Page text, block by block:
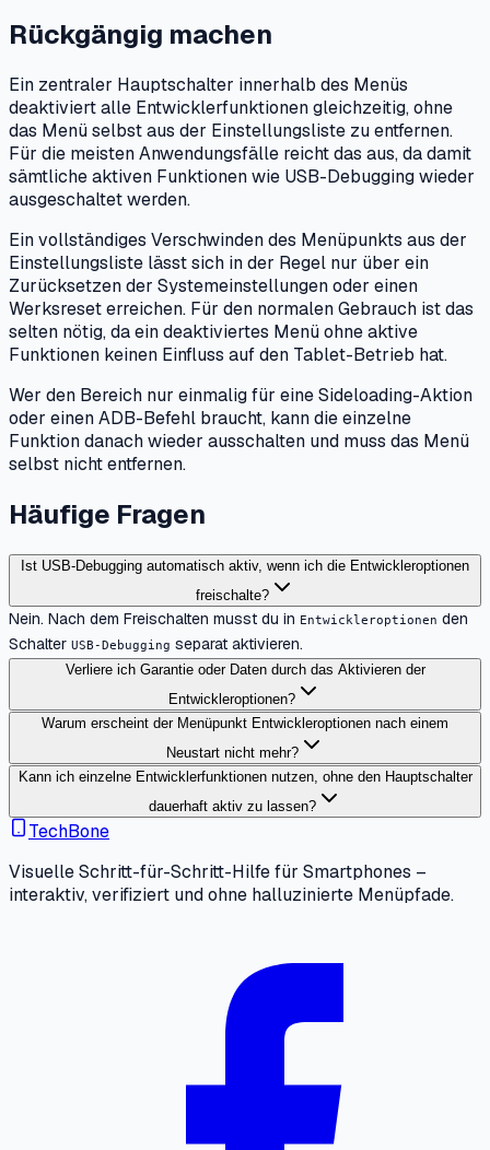
Rückgängig machen
Ein zentraler Hauptschalter innerhalb des Menüs
deaktiviert alle Entwicklerfunktionen gleichzeitig, ohne
das Menü selbst aus der Einstellungsliste zu entfernen.
Für die meisten Anwendungsfälle reicht das aus, da damit
sämtliche aktiven Funktionen wie USB-Debugging wieder
ausgeschaltet werden.
Ein vollständiges Verschwinden des Menüpunkts aus der
Einstellungsliste lässt sich in der Regel nur über ein
Zurücksetzen der Systemeinstellungen oder einen
Werksreset erreichen. Für den normalen Gebrauch ist das
selten nötig, da ein deaktiviertes Menü ohne aktive
Funktionen keinen Einfluss auf den Tablet-Betrieb hat.
Wer den Bereich nur einmalig für eine Sideloading-Aktion
oder einen ADB-Befehl braucht, kann die einzelne
Funktion danach wieder ausschalten und muss das Menü
selbst nicht entfernen.
Häufige Fragen
Ist USB-Debugging automatisch aktiv, wenn ich die Entwickleroptionen
freischalte?
Nein. Nach dem Freischalten musst du in Entwickleroptionen den
Schalter USB-Debugging separat aktivieren.
Verliere ich Garantie oder Daten durch das Aktivieren der
Entwickleroptionen?
Warum erscheint der Menüpunkt Entwickleroptionen nach einem
Neustart nicht mehr?
Kann ich einzelne Entwicklerfunktionen nutzen, ohne den Hauptschalter
dauerhaft aktiv zu lassen?
TechBone
Visuelle Schritt-für-Schritt-Hilfe für Smartphones –
interaktiv, verifiziert und ohne halluzinierte Menüpfade.